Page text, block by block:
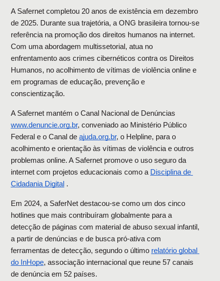
A Safernet completou 20 anos de existência em dezembro
de 2025. Durante sua trajetória, a ONG brasileira tornou-se
referência na promoção dos direitos humanos na internet.
Com uma abordagem multissetorial, atua no
enfrentamento aos crimes cibernéticos contra os Direitos
Humanos, no acolhimento de vítimas de violência online e
em programas de educação, prevenção e
conscientização.
www.denuncie.org.br, conveniado ao Ministério Público
Federal e o Canal de ajuda.org.br, o Helpline, para o
acolhimento e orientação às vítimas de violência e outros
problemas online. A Safernet promove o uso seguro da
internet com projetos educacionais como a Disciplina de
Cidadania Digital .
Em 2024, a SaferNet destacou-se como um dos cinco
hotlines que mais contribuíram globalmente para a
detecção de páginas com material de abuso sexual infantil,
a partir de denúncias e de busca pró-ativa com
ferramentas de detecção, segundo o último relatório global
do InHope, associação internacional que reune 57 canais
de denúncia em 52 países.